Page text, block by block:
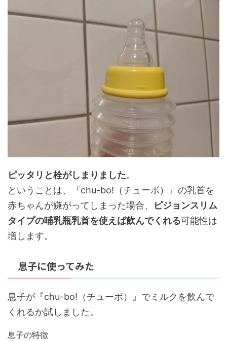
ピッタリと栓がしまりました。
ということは、
『chu-bo!（チューボ）』の乳首を
赤ちゃんが嫌がってしまった場合、
ピジョンスリム
タイプの哺乳瓶乳首を使えば飲んでくれる可能性は
増します。
息子に使ってみた
息子が『chu-bo!（チューボ）』でミルクを飲んで
くれるか試しました。
息子の特徴